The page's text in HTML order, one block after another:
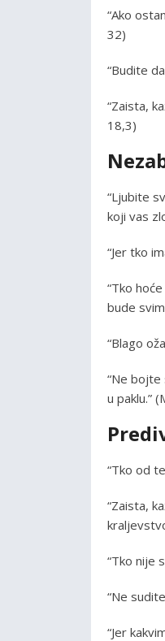
“Ako
32)
“Budite
“Zaista,
18,3)
“Ljubite
koji vas
“Jer tko
“Tko
bude
“Blago
“Ne bojte
u paklu.”
“Tko od
“Zaista,
“Tko nije
“Ne
“Jer